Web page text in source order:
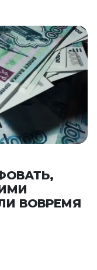
ВОВРЕМЯ